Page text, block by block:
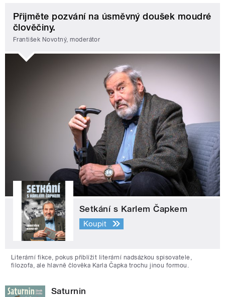
Přijměte pozvání na úsměvný doušek moudré
člověčiny.
František Novotný, moderátor
Setkání s Karlem Čapkem
Koupit
Literární fikce, pokus přiblížit literární nadsázkou spisovatele,
filozofa, ale hlavně člověka Karla Čapka trochu jinou formou.
Saturnin